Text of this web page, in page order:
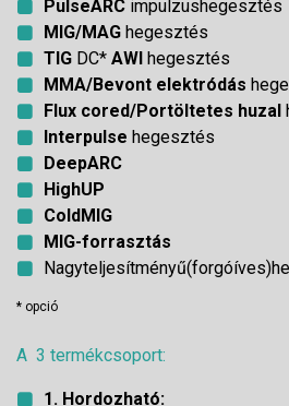
PulseARC impulzushegesztés
MIG/MAG hegesztés
TIG DC* AWI hegesztés
MMA/Bevont elektródás
Flux cored/Portöltetes huzal
Interpulse hegesztés
DeepARC
HighUP
ColdMIG
MIG-forrasztás
* opció
A 3 termékcsoport:
1. Hordozható: